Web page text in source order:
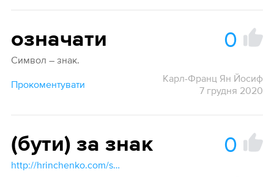
означати 0
Символ – знак.
Прокоментувати
Карл-Франц Ян Йосиф
7 грудня 2020
(бути) за знак 0
http://hrinchenko.com/slovar/znachenie-slova/20671-znak.html#show_point